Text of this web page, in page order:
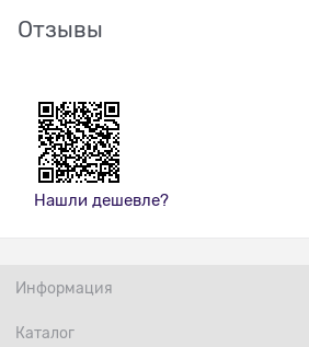
Отзывы
Нашли дешевле?
Информация
Каталог